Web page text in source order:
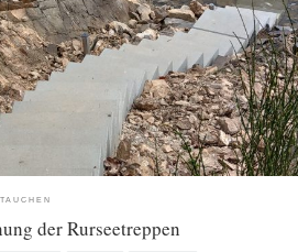
am Rursee. Nach Jahren langen Kampfes gibt
Treppen an den Einstiegen zu unserem
Rursee. Damit wird das Erreichen des Gewässers
sondern auch sicherer. Aber nicht nur die Treppen
Errungenschaft an den Einstiegen Bank I&II, auch
[…]
der Rurseetreppen